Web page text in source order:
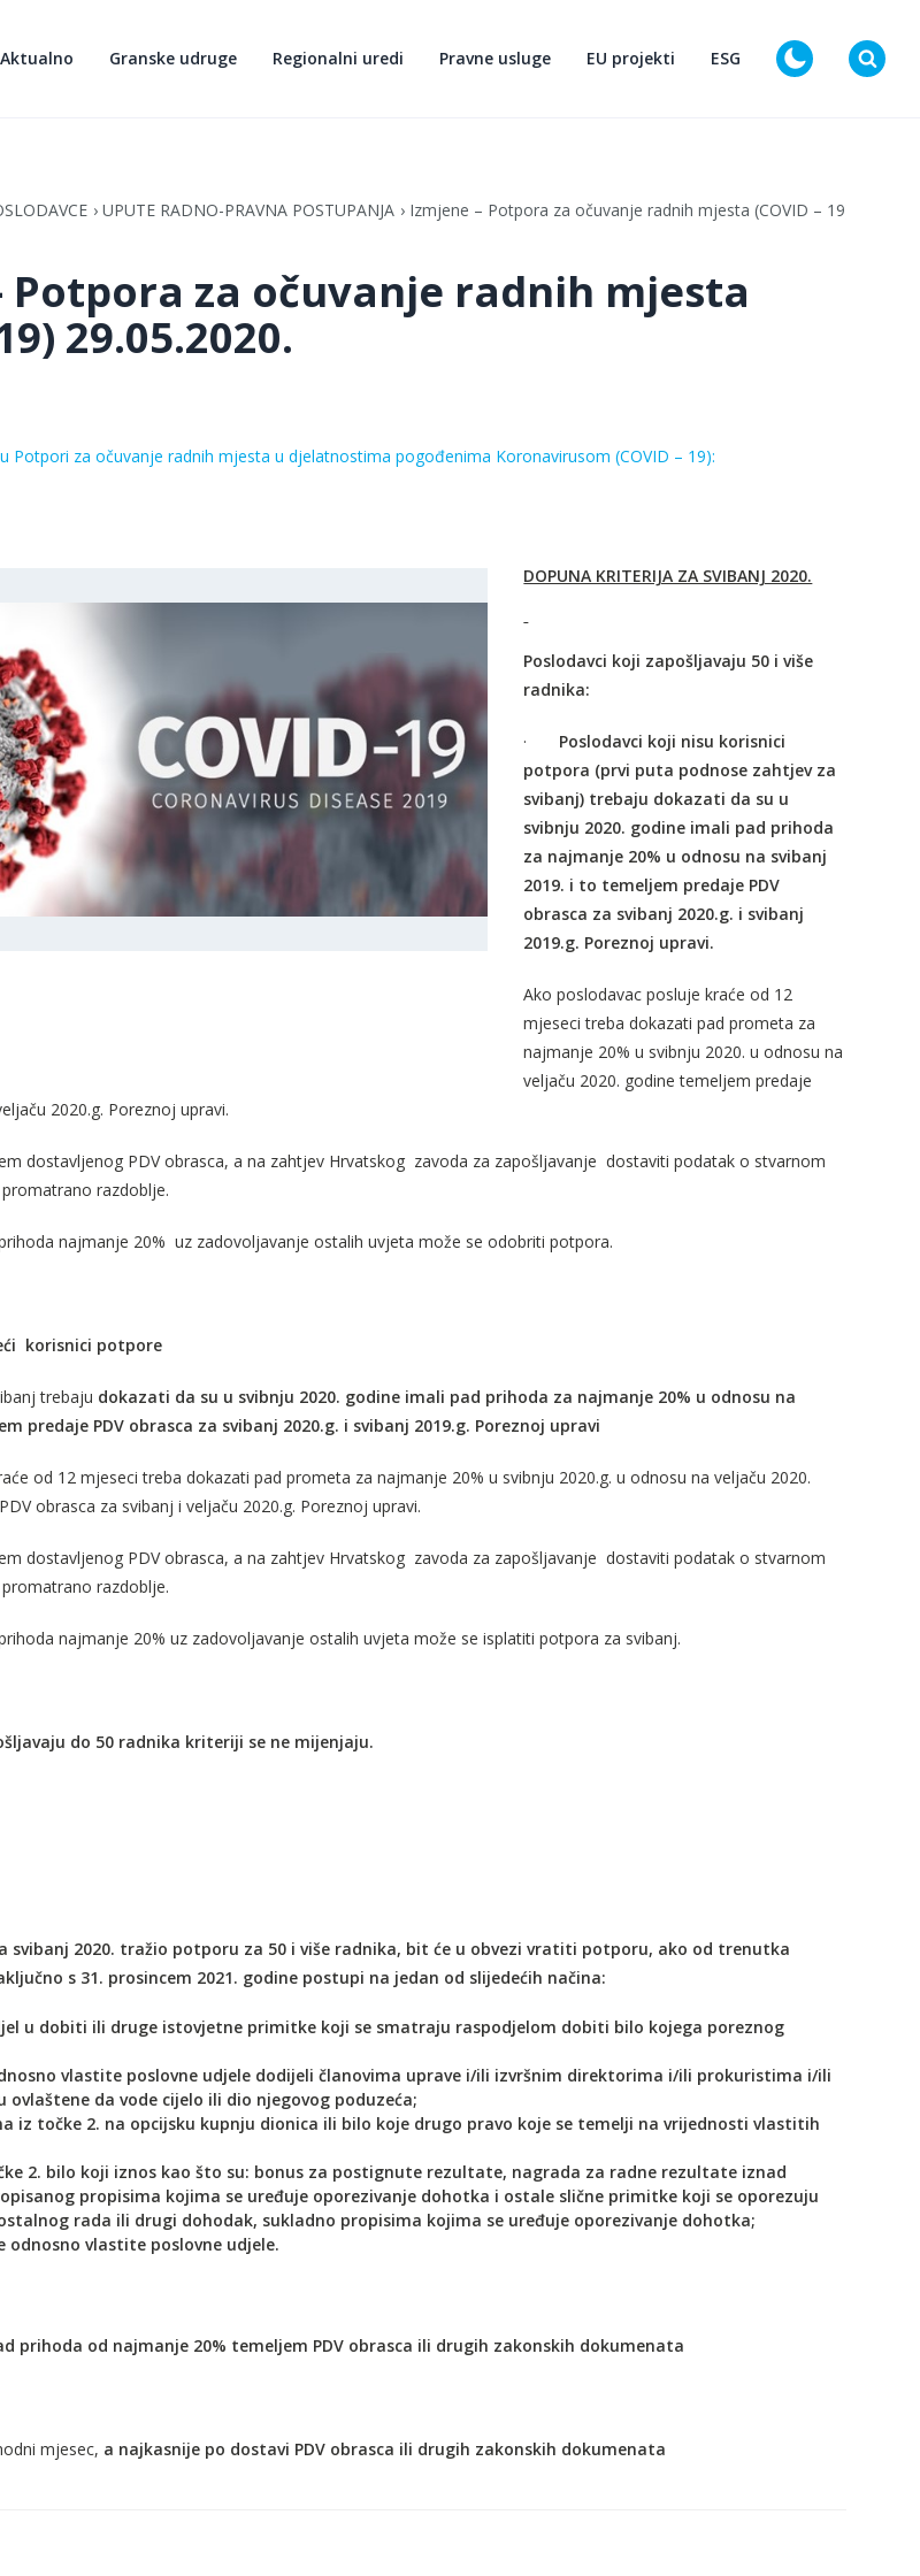
Aktualno Granske udruge Regionalni uredi Pravne usluge EU projekti ESG D
UPUTE RADNO-PRAVNA POSTUPANJA Izmjene – Potpora za očuvanje radnih mjesta (COVID – 19)
Potpora za očuvanje radnih mjesta
29.05.2020.
Potpori za očuvanje radnih mjesta u djelatnostima pogođenima Koronavirusom (COVID – 19):
DOPUNA KRITERIJA ZA SVIBANJ 2020.
Poslodavci koji zapošljavaju 50 i više
radnika:
· Poslodavci koji nisu korisnici
potpora (prvi puta podnose zahtjev za
svibanj) trebaju dokazati da su u
svibnju 2020. godine imali pad prihoda
za najmanje 20% u odnosu na svibanj
2019. i to temeljem predaje PDV
obrasca za svibanj 2020.g. i svibanj
2019.g. Poreznoj upravi.
Ako poslodavac posluje kraće od 12
mjeseci treba dokazati pad prometa za
najmanje 20% u svibnju 2020. u odnosu na
veljaču 2020. godine temeljem predaje
2020.g. Poreznoj upravi.
dostavljenog PDV obrasca, a na zahtjev Hrvatskog zavoda za zapošljavanje dostaviti podatak o stvarnom
razdoblje.
najmanje 20% uz zadovoljavanje ostalih uvjeta može se odobriti potpora.
korisnici potpore
trebaju dokazati da su u svibnju 2020. godine imali pad prihoda za najmanje 20% u odnosu na
predaje PDV obrasca za svibanj 2020.g. i svibanj 2019.g. Poreznoj upravi
od 12 mjeseci treba dokazati pad prometa za najmanje 20% u svibnju 2020.g. u odnosu na veljaču 2020.
obrasca za svibanj i veljaču 2020.g. Poreznoj upravi.
dostavljenog PDV obrasca, a na zahtjev Hrvatskog zavoda za zapošljavanje dostaviti podatak o stvarnom
razdoblje.
najmanje 20% uz zadovoljavanje ostalih uvjeta može se isplatiti potpora za svibanj.
do 50 radnika kriteriji se ne mijenjaju.
svibanj 2020. tražio potporu za 50 i više radnika, bit će u obvezi vratiti potporu, ako od trenutka
s 31. prosincem 2021. godine postupi na jedan od slijedećih načina:
u dobiti ili druge istovjetne primitke koji se smatraju raspodjelom dobiti bilo kojega poreznog
vlastite poslovne udjele dodijeli članovima uprave i/ili izvršnim direktorima i/ili prokuristima i/ili
ovlaštene da vode cijelo ili dio njegovog poduzeća;
iz točke 2. na opcijsku kupnju dionica ili bilo koje drugo pravo koje se temelji na vrijednosti vlastitih
2. bilo koji iznos kao što su: bonus za postignute rezultate, nagrada za radne rezultate iznad
propisima kojima se uređuje oporezivanje dohotka i ostale slične primitke koji se oporezuju
rada ili drugi dohodak, sukladno propisima kojima se uređuje oporezivanje dohotka;
odnosno vlastite poslovne udjele.
prihoda od najmanje 20% temeljem PDV obrasca ili drugih zakonskih dokumenata
mjesec, a najkasnije po dostavi PDV obrasca ili drugih zakonskih dokumenata